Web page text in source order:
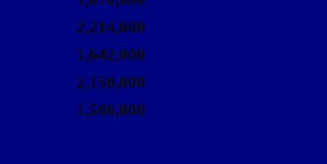
2,214,000
1,642,000
2,150,000
1,566,000